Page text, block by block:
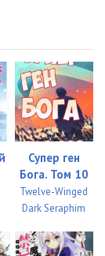
Супер ген
Бога. Том 10
Twelve-Winged
Dark Seraphim